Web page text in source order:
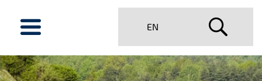
Stalexport
Autostrady
SA
EN